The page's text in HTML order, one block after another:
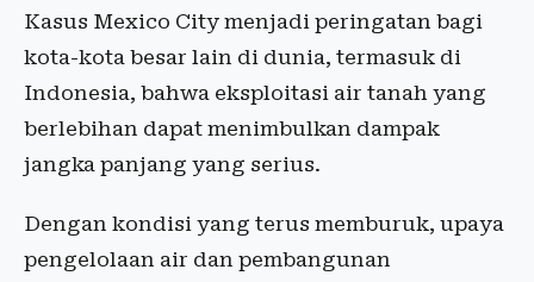
Kasus Mexico City menjadi peringatan bagi
kota-kota besar lain di dunia, termasuk di
Indonesia, bahwa eksploitasi air tanah yang
berlebihan dapat menimbulkan dampak
jangka panjang yang serius.
Dengan kondisi yang terus memburuk, upaya
pengelolaan air dan pembangunan